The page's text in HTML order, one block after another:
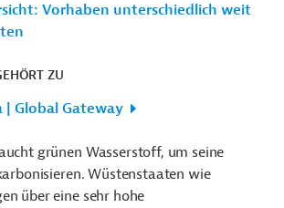
Vorhaben unterschiedlich weit
ZU
| Global Gateway
grünen Wasserstoff, um seine
Wüstenstaaten wie
über eine sehr hohe